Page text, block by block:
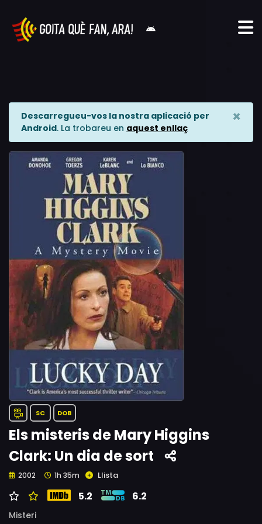
Descarregueu-vos la nostra aplicació per
Android. La trobareu en aquest enllaç
×
SC DOB
Els misteris de Mary Higgins
Clark: Un dia de sort
2002 1h 35m Llista
5.2 6.2
Misteri